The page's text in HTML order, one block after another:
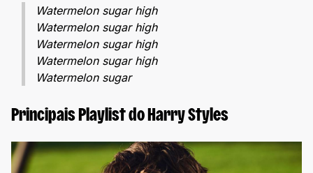
Watermelon sugar high
Watermelon sugar high
Watermelon sugar high
Watermelon sugar high
Watermelon sugar
Principais Playlist do Harry Styles